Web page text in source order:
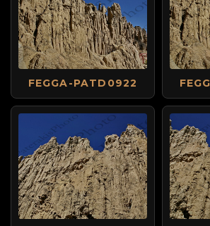
FEGGA-PATD0922